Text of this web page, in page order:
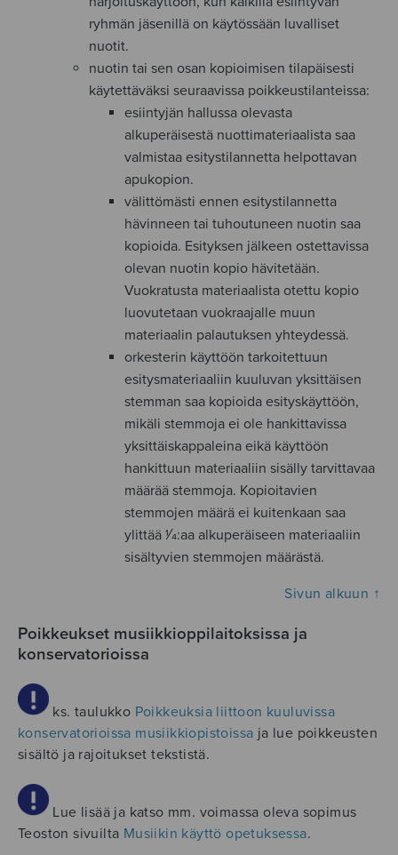
ryhmän jäsenillä on käytössään luvalliset
nuotit.
nuotin tai sen osan kopioimisen tilapäisesti
käytettäväksi seuraavissa poikkeustilanteissa:
esiintyjän hallussa olevasta
alkuperäisestä nuottimateriaalista saa
valmistaa esitystilannetta helpottavan
apukopion.
välittömästi ennen esitystilannetta
hävinneen tai tuhoutuneen nuotin saa
kopioida. Esityksen jälkeen ostettavissa
olevan nuotin kopio hävitetään.
Vuokratusta materiaalista otettu kopio
luovutetaan vuokraajalle muun
materiaalin palautuksen yhteydessä.
orkesterin käyttöön tarkoitettuun
esitysmateriaaliin kuuluvan yksittäisen
stemman saa kopioida esityskäyttöön,
mikäli stemmoja ei ole hankittavissa
yksittäiskappaleina eikä käyttöön
hankittuun materiaaliin sisälly tarvittavaa
määrää stemmoja. Kopioitavien
stemmojen määrä ei kuitenkaan saa
ylittää 1⁄4:aa alkuperäiseen materiaaliin
sisältyvien stemmojen määrästä.
Sivun alkuun ↑
Poikkeukset musiikkioppilaitoksissa ja
konservatorioissa
ks. taulukko Poikkeuksia liittoon kuuluvissa
konservatorioissa musiikkiopistoissa ja lue poikkeusten
sisältö ja rajoitukset tekstistä.
Lue lisää ja katso mm. voimassa oleva sopimus
Teoston sivuilta Musiikin käyttö opetuksessa.